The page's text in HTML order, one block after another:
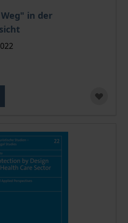
in der
the options chosen on the